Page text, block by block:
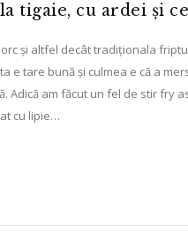
tigaie, cu ardei și
și altfel decât tradiționala
e tare bună și culmea e că a
Adică am făcut un fel de stir fry
cu lipie…